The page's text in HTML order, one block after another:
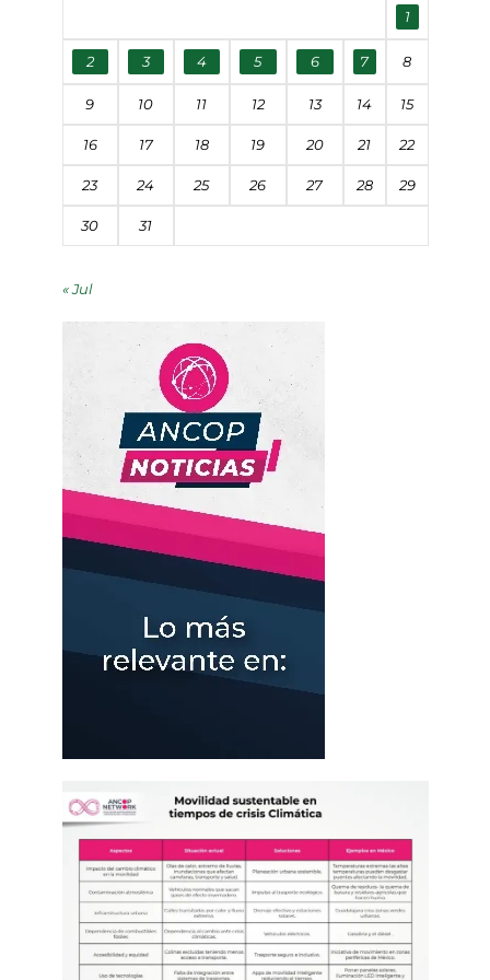
1
2 3 4 5 6 7 8
9 10 11 12 13 14 15
16 17 18 19 20 21 22
23 24 25 26 27 28 29
30 31
« Jul